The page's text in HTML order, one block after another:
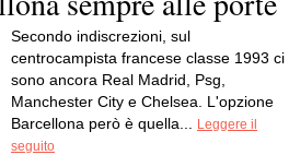
Secondo indiscrezioni, sul
centrocampista francese classe 1993 ci
sono ancora Real Madrid, Psg,
Manchester City e Chelsea. L'opzione
Barcellona però è quella...
Leggere il
seguito